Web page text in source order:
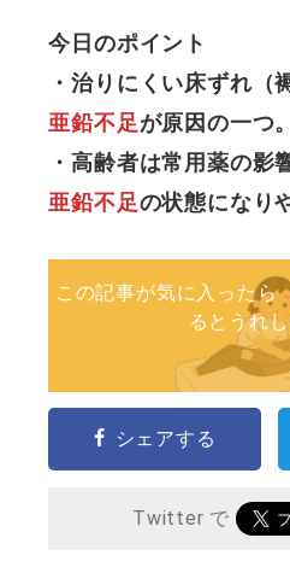
今日のポイント
・治りにくい床ずれ（
亜鉛不足が原因の一つ。
・高齢者は常用薬の影
亜鉛不足の状態になり
この記事が気に入ったら
るとうれ
シェアする
Twitter で